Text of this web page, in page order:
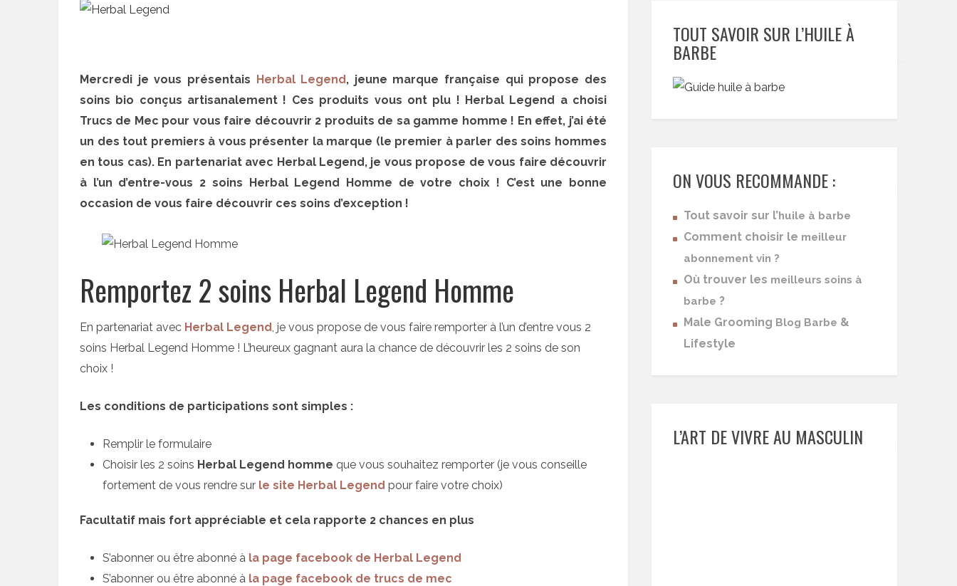
Mercredi je vous présentais Herbal Legend, jeune marque française qui propose des
soins bio conçus artisanalement ! Ces produits vous ont plu ! Herbal Legend a choisi
Trucs de Mec pour vous faire découvrir 2 produits de sa gamme homme ! En effet, j’ai été
un des tout premiers à vous présenter la marque (le premier à parler des soins hommes
en tous cas). En partenariat avec Herbal Legend, je vous propose de vous faire découvrir
à l’un d’entre-vous 2 soins Herbal Legend Homme de votre choix ! C’est une bonne
occasion de vous faire découvrir ces soins d’exception !
Remportez 2 soins Herbal Legend Homme
En partenariat avec Herbal Legend, je vous propose de vous faire remporter à l’un d’entre vous 2
soins Herbal Legend Homme ! L’heureux gagnant aura la chance de découvrir les 2 soins de son
choix !
Les conditions de participations sont simples :
Remplir le formulaire
Choisir les 2 soins Herbal Legend homme que vous souhaitez remporter (je vous conseille
fortement de vous rendre sur le site Herbal Legend pour faire votre choix)
Facultatif mais fort appréciable et cela rapporte 2 chances en plus
S’abonner ou être abonné à la page facebook de Herbal Legend
S’abonner ou être abonné à la page facebook de trucs de mec
TOUT SAVOIR SUR L’HUILE À
BARBE
ON VOUS RECOMMANDE :
Tout savoir sur l’huile à barbe
Comment choisir le meilleur
abonnement vin ?
Où trouver les meilleurs soins à
barbe ?
Male Grooming Blog Barbe &
Lifestyle
L’ART DE VIVRE AU MASCULIN